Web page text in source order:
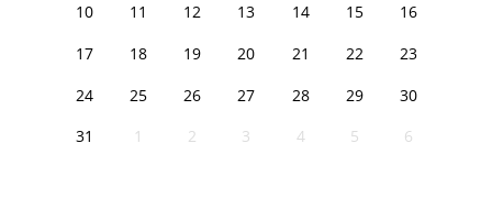
10
11 12 13 14 15
16
17
18 19 20 21 22
23
24
25 26 27 28 29
30
31
1 2 3 4 5 6